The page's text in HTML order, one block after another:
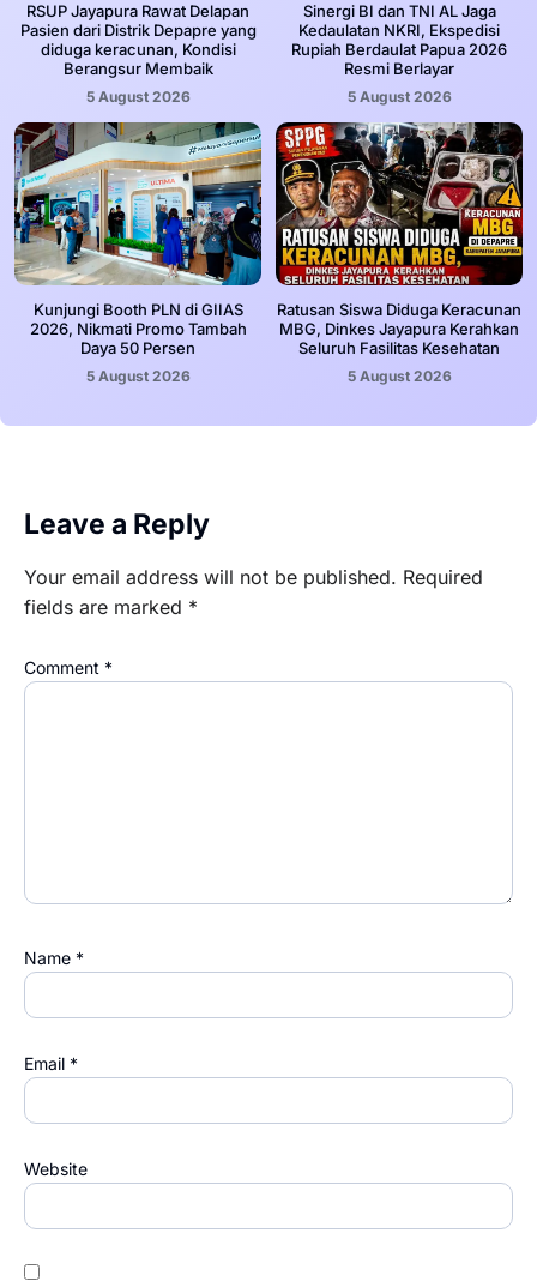
RSUP Jayapura Rawat Delapan
Pasien dari Distrik Depapre yang
diduga keracunan, Kondisi
Berangsur Membaik
5 August 2026
Sinergi BI dan TNI AL Jaga
Kedaulatan NKRI, Ekspedisi
Rupiah Berdaulat Papua 2026
Resmi Berlayar
5 August 2026
Kunjungi Booth PLN di GIIAS
2026, Nikmati Promo Tambah
Daya 50 Persen
5 August 2026
Ratusan Siswa Diduga Keracunan
MBG, Dinkes Jayapura Kerahkan
Seluruh Fasilitas Kesehatan
5 August 2026
Leave a Reply
Your email address will not be published. Required
fields are marked *
Comment *
Name *
Email *
Website